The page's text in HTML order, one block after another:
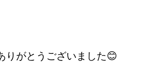
りがとうございました😊